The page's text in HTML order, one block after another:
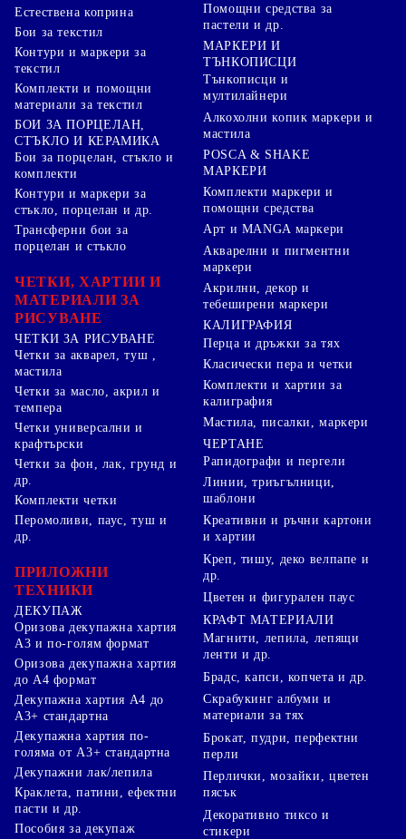
Естествена коприна
Бои за текстил
Контури и маркери за
текстил
Комплекти и помощни
материали за текстил
БОИ ЗА ПОРЦЕЛАН,
СТЪКЛО И КЕРАМИКА
Бои за порцелан, стъкло и
комплекти
Контури и маркери за
стъкло, порцелан и др.
Трансферни бои за
порцелан и стъкло
ЧЕТКИ, ХАРТИИ И
МАТЕРИАЛИ ЗА
РИСУВАНЕ
ЧЕТКИ ЗА РИСУВАНЕ
Четки за акварел, туш ,
мастила
Четки за масло, акрил и
темпера
Четки универсални и
крафтърски
Четки за фон, лак, грунд и
др.
Комплекти четки
Помощни средства за
пастели и др.
МАРКЕРИ И
ТЪНКОПИСЦИ
Тънкописци и
мултилайнери
Алкохолни копик маркери и
мастила
POSCA & SHAKE
МАРКЕРИ
Комплекти маркери и
помощни средства
Арт и MANGA маркери
Акварелни и пигментни
маркери
Акрилни, декор и
тебеширени маркери
КАЛИГРАФИЯ
Перца и дръжки за тях
Класически пера и четки
Комплекти и хартии за
калиграфия
Мастила, писалки, маркери
ЧЕРТАНЕ
Рапидографи и пергели
Линии, триъгълници,
шаблони
Перомоливи, паус, туш и
др.
ПРИЛОЖНИ
ТЕХНИКИ
ДЕКУПАЖ
Оризова декупажна хартия
А3 и по-голям формат
Оризова декупажна хартия
до А4 формат
Декупажна хартия А4 до
А3+ стандартна
Декупажна хартия по-
голяма от А3+ стандартна
Декупажни лак/лепила
Краклета, патини, ефектни
пасти и др.
Пособия за декупаж
Креативни и ръчни картони
и хартии
Креп, тишу, деко велпапе и
др.
Цветен и фигурален паус
КРАФТ МАТЕРИАЛИ
Магнити, лепила, лепящи
ленти и др.
Брадс, капси, копчета и др.
Скрабукинг албуми и
материали за тях
Брокат, пудри, перфектни
перли
Перлички, мозайки, цветен
пясък
Декоративно тиксо и
стикери